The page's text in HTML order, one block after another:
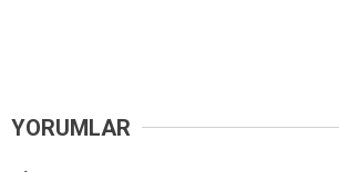
YORUMLAR